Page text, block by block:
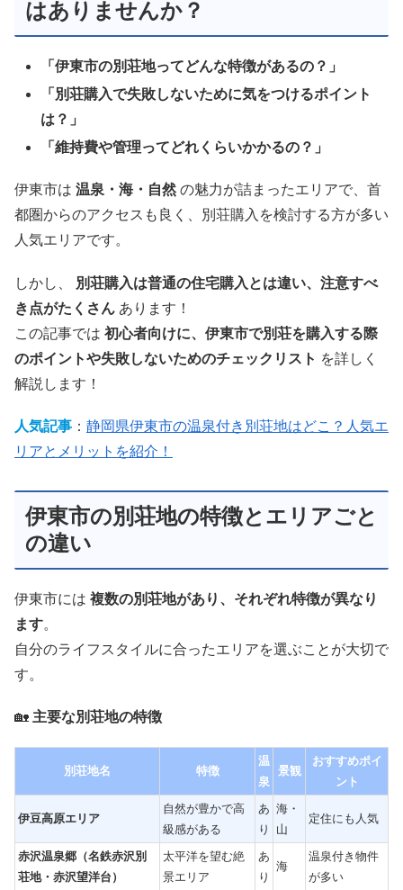
はありませんか？
「伊東市の別荘地ってどんな特徴があるの？」
「別荘購入で失敗しないために気をつけるポイント
は？」
「維持費や管理ってどれくらいかかるの？」
伊東市は 温泉・海・自然 の魅力が詰まったエリアで、首
都圏からのアクセスも良く、別荘購入を検討する方が多い
人気エリアです。
しかし、
別荘購入は普通の住宅購入とは違い、注意すべ
き点がたくさん あります！
この記事では 初心者向けに、伊東市で別荘を購入する際
のポイントや失敗しないためのチェックリスト を詳しく
解説します！
人気記事 ： 静岡県伊東市の温泉付き別荘地はどこ？人気エ
リアとメリットを紹介！
伊東市の別荘地の特徴とエリアごと
の違い
伊東市には 複数の別荘地があり、それぞれ特徴が異なり
ます。
自分のライフスタイルに合ったエリアを選ぶことが大切で
す。
🏡 主要な別荘地の特徴
別荘地名 特徴
温
泉
景観
おすすめポイ
ント
伊豆高原エリア
自然が豊かで高
級感がある
あ
り
海・
山
定住にも人気
赤沢温泉郷（名鉄赤沢別
荘地・赤沢望洋台）
太平洋を望む絶
景エリア
あ
り
海
温泉付き物件
が多い